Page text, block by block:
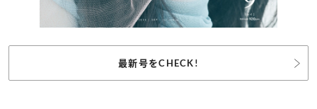
最新号をCHECK!